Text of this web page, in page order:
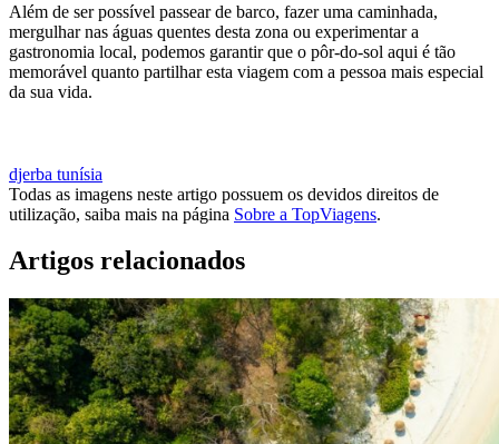
Além de ser possível passear de barco, fazer uma caminhada,
mergulhar nas águas quentes desta zona ou experimentar a
gastronomia local, podemos garantir que o pôr-do-sol aqui é tão
memorável quanto partilhar esta viagem com a pessoa mais especial
da sua vida.
djerba tunísia
Todas as imagens neste artigo possuem os devidos direitos de
utilização, saiba mais na página Sobre a TopViagens.
Artigos relacionados